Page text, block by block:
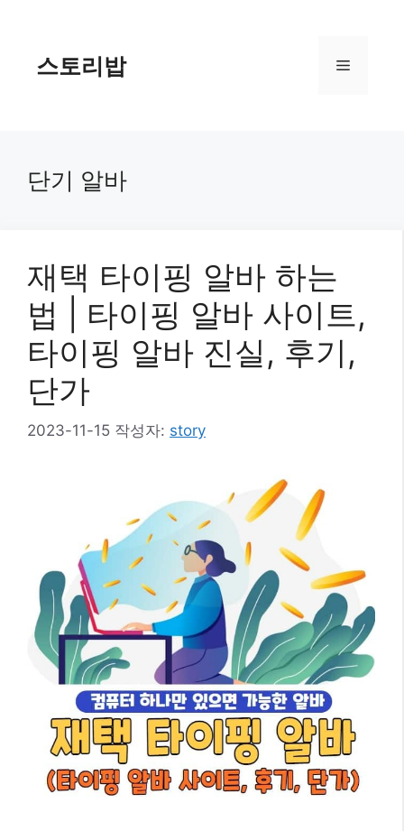
스토리밥 메
단기 알바
재택 타이핑 알바 하는
법 | 타이핑 알바 사이트,
타이핑 알바 진실, 후기,
단가
2023-11-15 작성자: story